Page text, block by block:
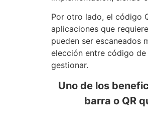
Por otro lado, el código
aplicaciones que
pueden ser escaneados
elección entre código
gestionar.
Uno de los
barra o QR